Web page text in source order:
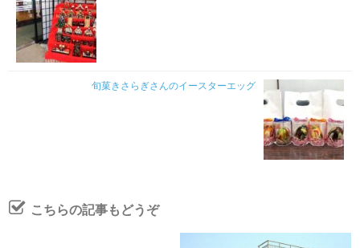
旬菓きさらぎさんのイースターエッグ
こちらの記事もどうぞ